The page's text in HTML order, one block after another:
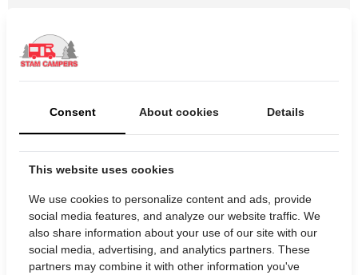
Grootste aanbod
Standaard
uitgebreide en complete inventaris
Standaardmet verstelbare campingstoelen
en grote tafel
StandaardSmart TV
Gratisuw eigen auto parkeren op ons
Consent About cookies Details
This website uses cookies
We use cookies to personalize content and ads, provide
social media features, and analyze our website traffic. We
also share information about your use of our site with our
social media, advertising, and analytics partners. These
partners may combine it with other information you've